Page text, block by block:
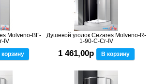
Molveno-BF-
IV
корзину
Душевой уголок Cezares Molveno-R-
1-90-C-Cr-IV
1 461,00р В корзину